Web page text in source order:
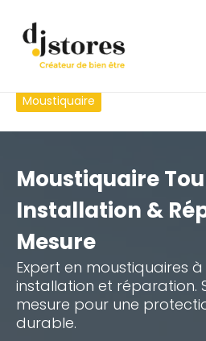
contenu
Moustiquaire
Moustiquaire
Installation &
Mesure
Expert en moustiquaires à
installation et réparation.
mesure pour une
durable.